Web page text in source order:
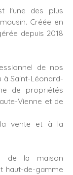
l'une des plus
Créée en
depuis 2018
de nos
à Saint-Léonard-
de propriétés
Vienne et de
vente et à la
de la maison
haut-de-gamme